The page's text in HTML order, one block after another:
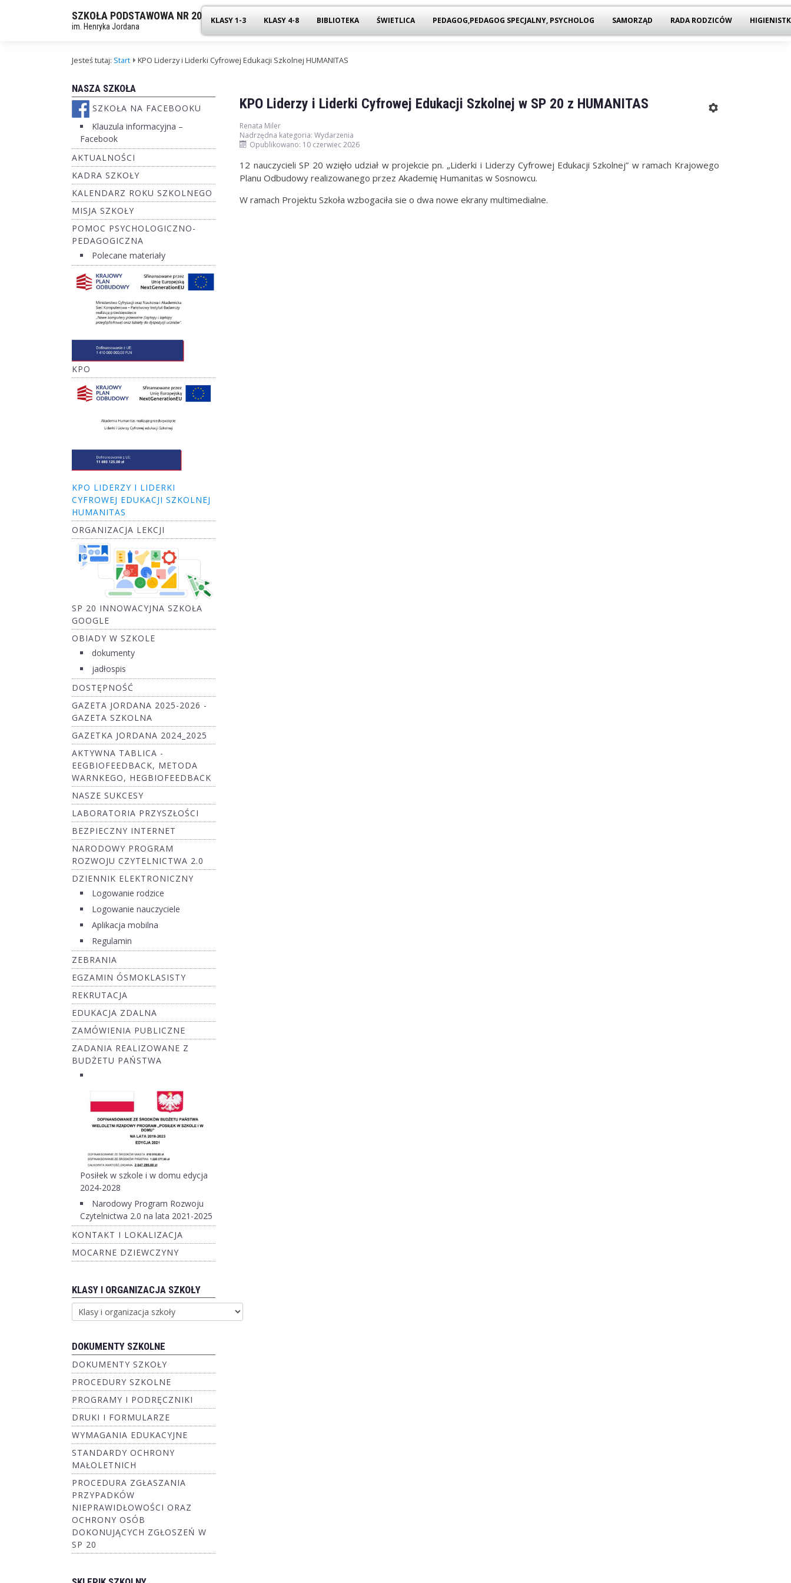
SZKOŁA PODSTAWOWA NR 20
im. Henryka Jordana
KLASY 1-3 KLASY 4-8 BIBLIOTEKA ŚWIETLICA PEDAGOG,PEDAGOG SPECJALNY, PSYCHOLOG SAMORZĄD RADA RODZICÓW
Jesteś tutaj: Start KPO Liderzy i Liderki Cyfrowej Edukacji Szkolnej HUMANITAS
NASZA SZKOŁA
SZKOŁA NA FACEBOOKU
Klauzula informacyjna –
Facebook
AKTUALNOŚCI
KADRA SZKOŁY
KALENDARZ ROKU SZKOLNEGO
MISJA SZKOŁY
POMOC PSYCHOLOGICZNO-
PEDAGOGICZNA
Polecane materiały
KPO
KPO LIDERZY I LIDERKI
CYFROWEJ EDUKACJI SZKOLNEJ
HUMANITAS
ORGANIZACJA LEKCJI
SP 20 INNOWACYJNA SZKOŁA
GOOGLE
OBIADY W SZKOLE
dokumenty
jadłospis
DOSTĘPNOŚĆ
GAZETA JORDANA 2025-2026 -
GAZETA SZKOLNA
GAZETKA JORDANA 2024_2025
AKTYWNA TABLICA -
EEGBIOFEEDBACK, METODA
WARNKEGO, HEGBIOFEEDBACK
NASZE SUKCESY
LABORATORIA PRZYSZŁOŚCI
BEZPIECZNY INTERNET
NARODOWY PROGRAM
ROZWOJU CZYTELNICTWA 2.0
DZIENNIK ELEKTRONICZNY
Logowanie rodzice
Logowanie nauczyciele
Aplikacja mobilna
Regulamin
ZEBRANIA
EGZAMIN ÓSMOKLASISTY
REKRUTACJA
EDUKACJA ZDALNA
ZAMÓWIENIA PUBLICZNE
ZADANIA REALIZOWANE Z
BUDŻETU PAŃSTWA
Posiłek w szkole i w domu edycja
2024-2028
Narodowy Program Rozwoju
Czytelnictwa 2.0 na lata 2021-2025
KONTAKT I LOKALIZACJA
MOCARNE DZIEWCZYNY
KLASY I ORGANIZACJA SZKOŁY
DOKUMENTY SZKOLNE
DOKUMENTY SZKOŁY
PROCEDURY SZKOLNE
PROGRAMY I PODRĘCZNIKI
DRUKI I FORMULARZE
WYMAGANIA EDUKACYJNE
STANDARDY OCHRONY
MAŁOLETNICH
PROCEDURA ZGŁASZANIA
PRZYPADKÓW
NIEPRAWIDŁOWOŚCI ORAZ
OCHRONY OSÓB
DOKONUJĄCYCH ZGŁOSZEŃ W
SP 20
KPO Liderzy i Liderki Cyfrowej Edukacji Szkolnej w SP 20 z HUMANITAS
Renata Miler
Nadrzędna kategoria:Wydarzenia
Opublikowano: 10 czerwiec 2026
12 nauczycieli SP 20 wzięło udział w projekcie pn. „Liderki i Liderzy Cyfrowej Edukacji Szkolnej” w ramach Krajowego
Planu Odbudowy realizowanego przez Akademię Humanitas w Sosnowcu.
W ramach Projektu Szkoła wzbogaciła sie o dwa nowe ekrany multimedialne.